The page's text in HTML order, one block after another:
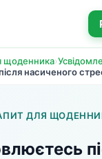
щоденника›
насиченого
ДЛЯ